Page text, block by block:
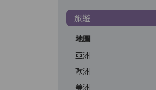
旅遊
地圖
亞洲
歐洲
美洲